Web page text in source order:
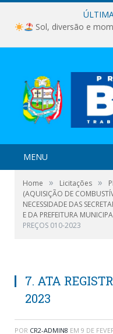
Sol, diversão e
MENU
Home » Licitações »
(AQUISIÇÃO DE
NECESSIDADE DAS
E DA PREFEITURA
PREÇOS 010-2023
7. ATA
2023
POR CR2-ADMIN8 EM 9 DE